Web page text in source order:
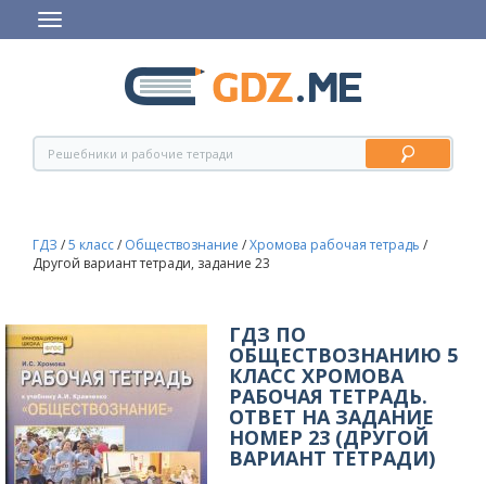
ГДЗ /5 класс/ Обществознание /Хромова рабочая тетрадь /
Другой вариант тетради, задание 23
ГДЗ ПО
ОБЩЕСТВОЗНАНИЮ 5
КЛАСС ХРОМОВА
РАБОЧАЯ ТЕТРАДЬ.
ОТВЕТ НА ЗАДАНИЕ
НОМЕР 23 (ДРУГОЙ
ВАРИАНТ ТЕТРАДИ)